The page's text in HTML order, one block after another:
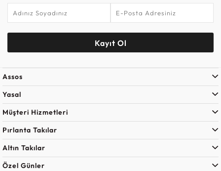
Kayıt Ol
Assos
Yasal
Müşteri Hizmetleri
Pırlanta Takılar
Altın Takılar
Özel Günler